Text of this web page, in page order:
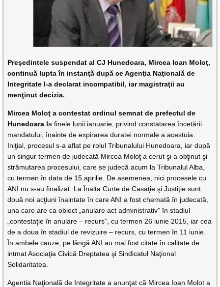
Preşedintele suspendat al CJ Hunedoara, Mircea Ioan Moloţ,
continuă lupta în instanţă după ce Agenţia Naţională de
Integritate l-a declarat incompatibil, iar magistraţii au
menţinut decizia.
Mircea Moloţ a contestat ordinul semnat de prefectul de
Hunedoara la finele lunii ianuarie, privind constatarea încetării
mandatului, înainte de expirarea duratei normale a acestuia.
Iniţial, procesul s-a aflat pe rolul Tribunalului Hunedoara, iar după
un singur termen de judecată Mircea Moloţ a cerut şi a obţinut şi
strămutarea procesului, care se judecă acum la Tribunalul Alba,
cu termen în data de 15 aprilie. De asemenea, nici procesele cu
ANI nu s-au finalizat. La Înalta Curte de Casaţie şi Justiţie sunt
două noi acţiuni înaintate în care ANI a fost chemată în judecată,
una care are ca obiect „anulare act administrativ” în stadiul
„contestaţie în anulare – recurs”, cu termen 26 iunie 2015, iar cea
de a doua în stadiul de revizuire – recurs, cu termen în 11 iunie.
În ambele cauze, pe lângă ANI au mai fost citate în calitate de
intmat Asociaţia Civică Dreptatea şi Sindicatul Naţional
Solidaritatea.
Agentia Naţionalã de Integritate a anunţat cã Mircea Ioan Molot a